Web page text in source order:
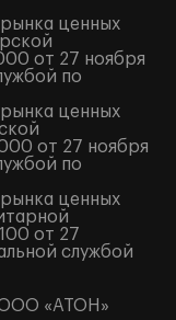
ценных
от 27 ноября
по
ценных
от 27 ноября
по
ценных
от 27
службой
«АТОН»